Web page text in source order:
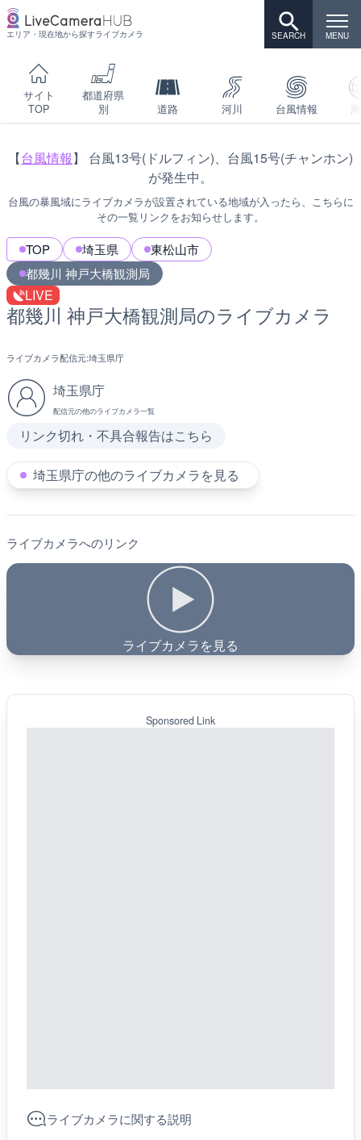
エリア・現在地から探すライブカメラ
サイト
TOP
都道府県
別
道路 河川 台風情報
【台風情報】 台風13号(ドルフィン)、台風15号(チャンホン)
が発生中。
台風の暴風域にライブカメラが設置されている地域が入ったら、こちらに
その一覧リンクをお知らせします。
TOP 埼玉県
東松山市
都幾川 神戸大橋観測局
LIVE
都幾川 神戸大橋観測局のライブカメラ
ライブカメラ配信元:埼玉県庁
埼玉県庁
配信元の他のライブカメラ一覧
リンク切れ・不具合報告はこちら
埼玉県庁の他のライブカメラを見る
ライブカメラへのリンク
ライブカメラを見る
Sponsored Link
ライブカメラに関する説明